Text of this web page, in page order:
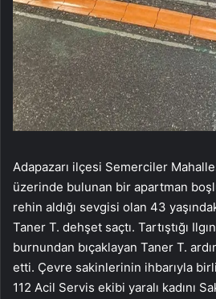
Adapazarı ilçesi Semerciler
üzerinde bulunan bir apartman
rehin aldığı sevgisi olan 43
Taner T. dehşet saçtı. Tartıştığı
burnundan bıçaklayan Taner T.
etti. Çevre sakinlerinin ihbarıyla
112 Acil Servis ekibi yaralı kadını